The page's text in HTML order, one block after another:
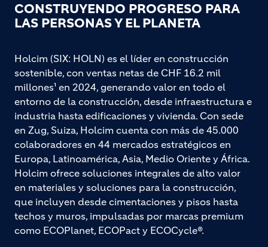
CONSTRUYENDO PROGRESO PARA
LAS PERSONAS Y EL PLANETA
Holcim (SIX: HOLN) es el líder en construcción
sostenible, con ventas netas de CHF 16.2 mil
millones¹ en 2024, generando valor en todo el
entorno de la construcción, desde infraestructura e
industria hasta edificaciones y vivienda. Con sede
en Zug, Suiza, Holcim cuenta con más de 45.000
colaboradores en 44 mercados estratégicos en
Europa, Latinoamérica, Asia, Medio Oriente y África.
Holcim ofrece soluciones integrales de alto valor
en materiales y soluciones para la construcción,
que incluyen desde cimentaciones y pisos hasta
techos y muros, impulsadas por marcas premium
como ECOPlanet, ECOPact y ECOCycle®.